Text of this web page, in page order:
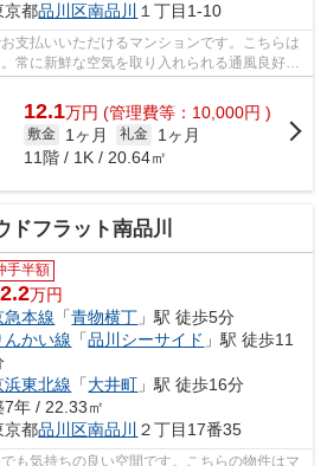
京都品川区南品川 １丁目1-10
支払いいただけるマンションです。こちらは
常に新鮮な空気を取り入れられる通風良好な
できる立...
12.1万円 (管理費等：10,000円 )
敷金 1ヶ月 礼金
1ヶ月
11階 / 1K / 20.64㎡
ドフラット南品川
手半額
万円
急本線 「青物横丁 」駅 徒歩5分
んかい線 「品川シーサイド 」駅 徒歩11
浜東北線 「大井町 」駅 徒歩16分
7年 / 22.33㎡
京都品川区南品川 ２丁目17番35
も気持ちの良い空間です。こちらの物件はマ